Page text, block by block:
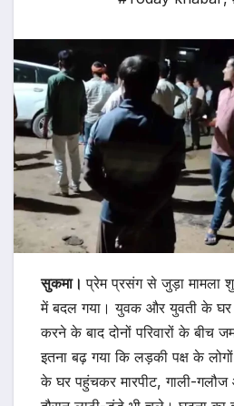
सुकमा।प्रेम प्रसंग से जुड़ा मामला
में बदल गया। युवक और युवती के घर
करने के बाद दोनों परिवारों के बीच
इतना बढ़ गया कि लड़की पक्ष के
के घर पहुंचकर मारपीट, गाली-